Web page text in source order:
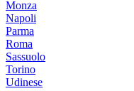
Monza
Napoli
Parma
Roma
Sassuolo
Torino
Udinese